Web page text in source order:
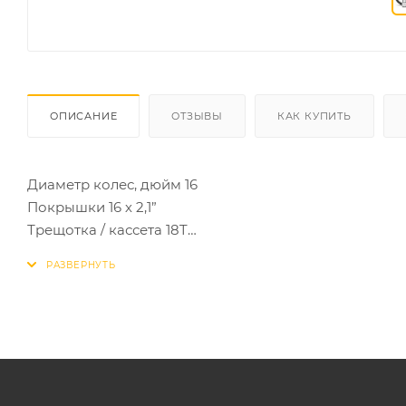
ОПИСАНИЕ ОТЗЫВЫ КАК КУПИТЬ
Диаметр колес, дюйм 16
Покрышки 16 х 2,1”
Трещотка / кассета 18T